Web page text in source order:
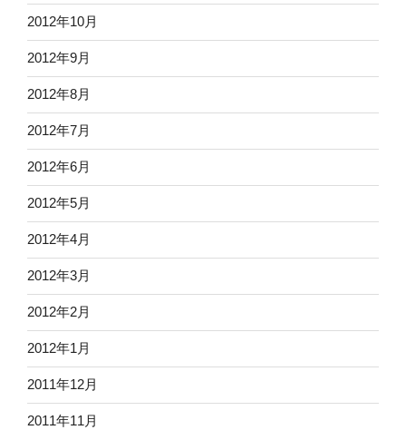
2012年10月
2012年9月
2012年8月
2012年7月
2012年6月
2012年5月
2012年4月
2012年3月
2012年2月
2012年1月
2011年12月
2011年11月